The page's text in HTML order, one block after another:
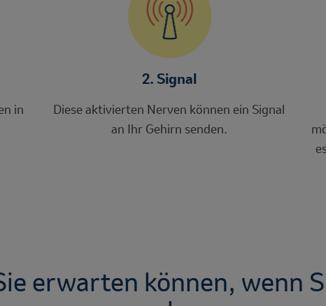
in
2. Signal
Diese aktivierten Nerven können ein Signal
an Ihr Gehirn senden.
erwarten können, wenn